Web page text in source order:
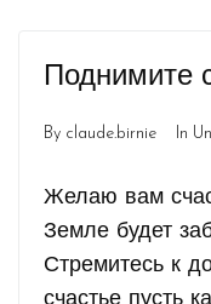
Поднимите
By claude.birnie In
Желаю вам
Земле будет
Стремитесь к